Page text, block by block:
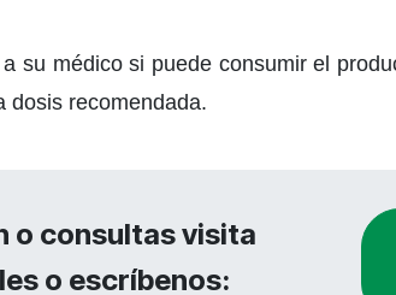
su médico si puede consumir el
dosis recomendada.
o consultas visita
o escríbenos: